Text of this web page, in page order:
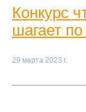
Конкурс
шагает
29 марта 2023 г.